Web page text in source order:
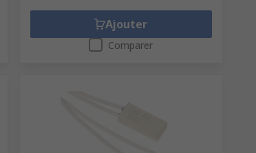
Ajouter
Comparer